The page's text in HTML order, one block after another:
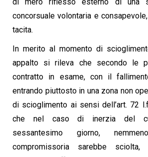
concorsuale volontaria e
tacita.
In merito al momento di
appalto si rileva che secondo le
contratto in esame, con il
entrando piuttosto in una zona non
di scioglimento ai sensi dell’art. 72
che nel caso di inerzia del
sessantesimo giorno,
compromissoria sarebbe sciolta,